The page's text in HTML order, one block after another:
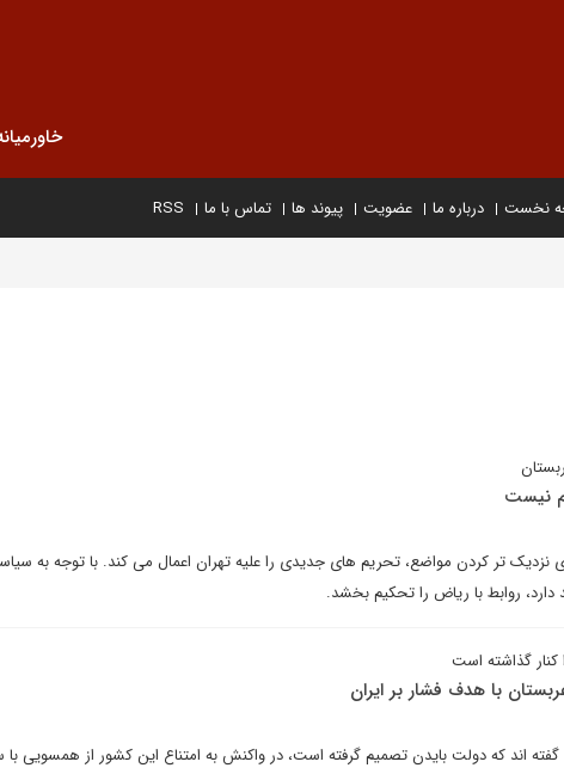
نخست درباره ما عضویت پیوند ها تماس با ما RSS
نیست
نزدیک تر کردن مواضع، تحریم های جدیدی را علیه تهران اعمال می کند. با توجه به
دارد، روابط با ریاض را تحکیم بخشد.
کنار گذاشته است
با هدف فشار بر ایران
اند که دولت بایدن تصمیم گرفته است، در واکنش به امتناع این کشور از همسویی